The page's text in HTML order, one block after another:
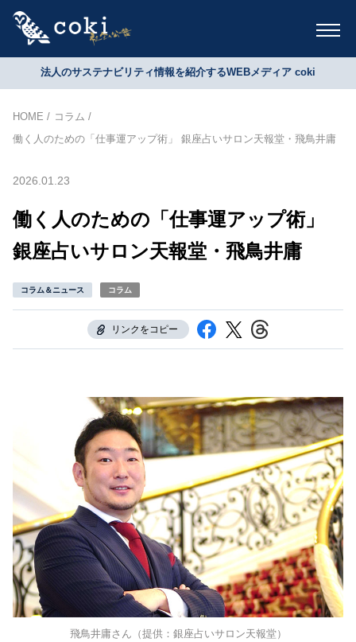
法人のサステナビリティ情報を紹介するWEBメディア coki
HOME
コラム
働く人のための「仕事運アップ術」 銀座占いサロン天報堂・飛鳥井庸
2026.01.23
働く人のための「仕事運アップ術」
銀座占いサロン天報堂・飛鳥井庸
コラム＆ニュース コラム
リンクをコピー
飛鳥井庸さん（提供：銀座占いサロン天報堂）